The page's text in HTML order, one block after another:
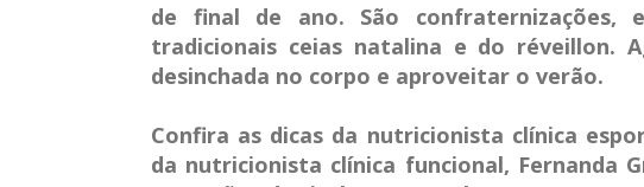
de final de ano. São confraternizações,
tradicionais ceias natalina e do réveillon.
desinchada no corpo e aproveitar o verão.
Confira as dicas da nutricionista clínica
da nutricionista clínica funcional, Fernanda